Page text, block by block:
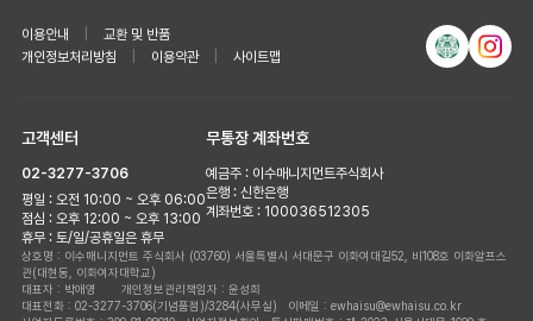
이용안내
교환 및 반품
개인정보처리방침
이용약관 사이트맵
고객센터
02-3277-3706
평일 : 오전 10:00 ~ 오후 06:00
점심 : 오후 12:00 ~ 오후 13:00
휴무 : 토/일/공휴일은 휴무
무통장 계좌번호
예금주 : 이수매니지먼트주식회사
은행 : 신한은행
계좌번호 : 100036512305
상호명 : 이수매니지먼트 주식회사 (03760) 서울특별시 서대문구 이화여대길52, 비108호 이화알프스
관(대현동, 이화여자대학교)
대표자 : 박애영 개인정보관리책임자 : 윤성희
대표전화 : 02-3277-3706(기념품점)/3284(사무실)
이메일 : ewhaisu@ewhaisu.co.kr